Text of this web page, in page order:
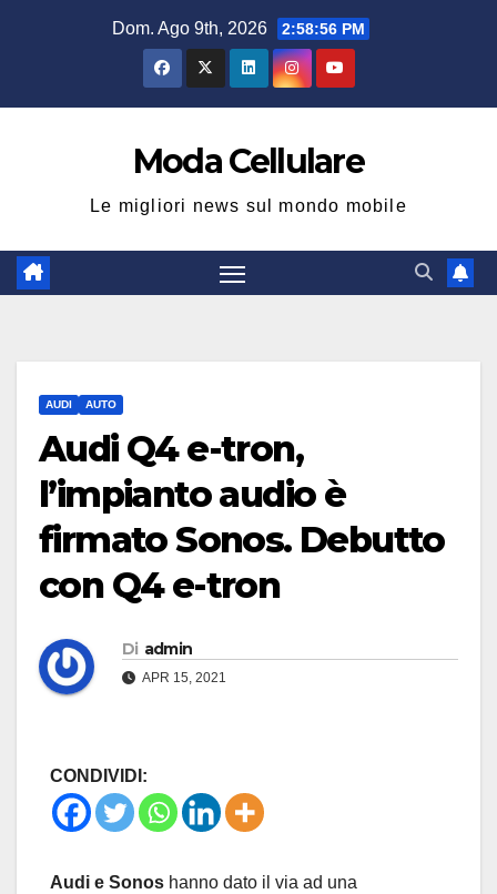
Dom. Ago 9th, 2026 2:58:56 PM
Moda Cellulare
Le migliori news sul mondo mobile
AUDI AUTO
Audi Q4 e-tron,
l’impianto audio è
firmato Sonos. Debutto
con Q4 e-tron
Di admin
APR 15, 2021
CONDIVIDI:
Audi e Sonos hanno dato il via ad una